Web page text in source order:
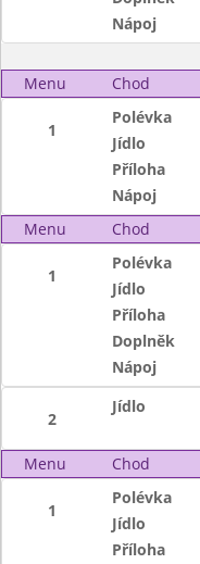
Nápoj
Menu Chod
1
Polévka
Jídlo
Příloha
Nápoj
Menu
Chod
1
Polévka
Jídlo
Příloha
Doplněk
Nápoj
2
Jídlo
Menu Chod
1
Polévka
Jídlo
Příloha